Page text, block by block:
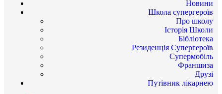
Новини
Школа супергероїв
Про школу
Історія Школи
Бібліотека
Резиденція Супергероїв
Супермобіль
Франшиза
Друзі
Путівник лікарнею